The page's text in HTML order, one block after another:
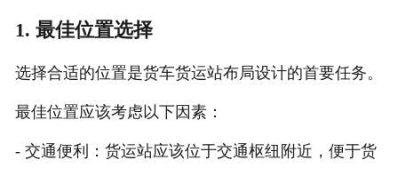
1. 最佳位置选择
选择合适的位置是货车货运站布局设计的首要任务。
最佳位置应该考虑以下因素：
- 交通便利：货运站应该位于交通枢纽附近，便于货